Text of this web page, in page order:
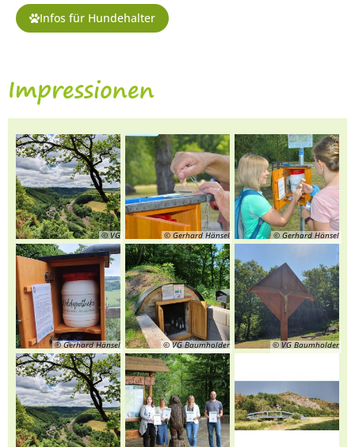
Infos für Hundehalter
Impressionen
© VG © Gerhard Hänsel © Gerhard Hänsel
© Gerhard Hänsel © VG Baumholder © VG Baumholder